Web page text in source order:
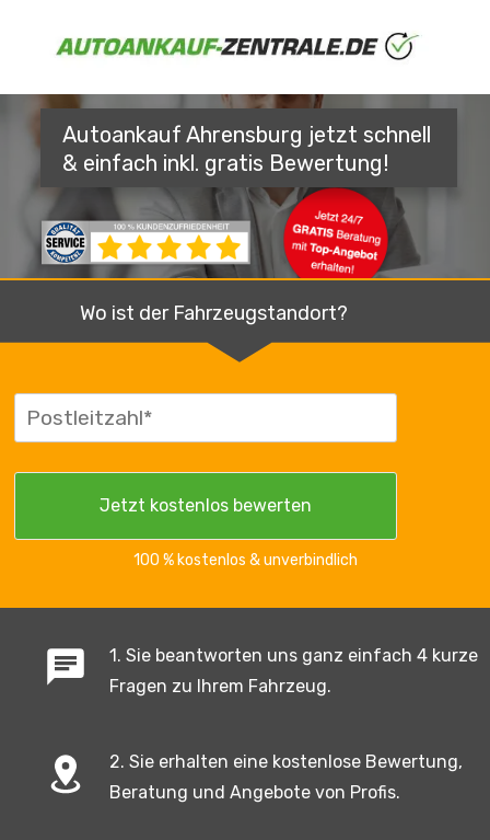
Autoankauf Ahrensburg jetzt schnell
& einfach inkl. gratis Bewertung!
Wo ist der Fahrzeugstandort?
100 % kostenlos & unverbindlich
1. Sie beantworten uns ganz einfach 4 kurze
Fragen zu Ihrem Fahrzeug.
2. Sie erhalten eine kostenlose Bewertung,
Beratung und Angebote von Profis.